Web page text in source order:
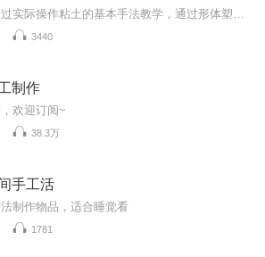
3440
制作
欢迎订阅~
38.3万
手工活
制作物品，适合睡觉看
1781